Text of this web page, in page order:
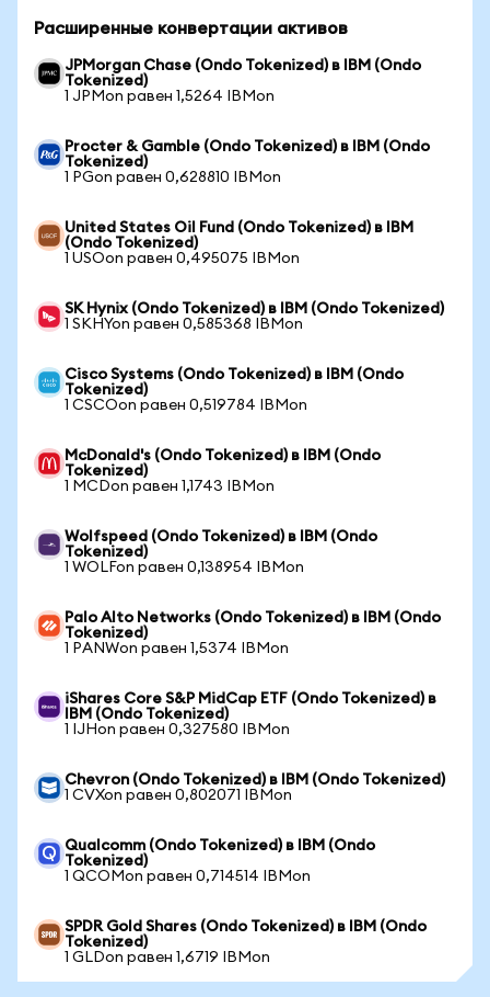
Расширенные конвертации активов
JPMorgan Chase (Ondo Tokenized) в IBM (Ondo
Tokenized)
1 JPMon равен 1,5264 IBMon
Procter & Gamble (Ondo Tokenized) в IBM (Ondo
Tokenized)
1 PGon равен 0,628810 IBMon
United States Oil Fund (Ondo Tokenized) в IBM
(Ondo Tokenized)
1 USOon равен 0,495075 IBMon
SK Hynix (Ondo Tokenized) в IBM (Ondo Tokenized)
1 SKHYon равен 0,585368 IBMon
Cisco Systems (Ondo Tokenized) в IBM (Ondo
Tokenized)
1 CSCOon равен 0,519784 IBMon
McDonald's (Ondo Tokenized) в IBM (Ondo
Tokenized)
1 MCDon равен 1,1743 IBMon
Wolfspeed (Ondo Tokenized) в IBM (Ondo
Tokenized)
1 WOLFon равен 0,138954 IBMon
Palo Alto Networks (Ondo Tokenized) в IBM (Ondo
Tokenized)
1 PANWon равен 1,5374 IBMon
iShares Core S&P MidCap ETF (Ondo Tokenized) в
IBM (Ondo Tokenized)
1 IJHon равен 0,327580 IBMon
Chevron (Ondo Tokenized) в IBM (Ondo Tokenized)
1 CVXon равен 0,802071 IBMon
Qualcomm (Ondo Tokenized) в IBM (Ondo
Tokenized)
1 QCOMon равен 0,714514 IBMon
SPDR Gold Shares (Ondo Tokenized) в IBM (Ondo
Tokenized)
1 GLDon равен 1,6719 IBMon